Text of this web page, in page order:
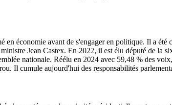
économie avant de s'engager en politique. Il a
Jean Castex. En 2022, il est élu député de la
nationale. Réélu en 2024 avec 59,48 % des
Il cumule aujourd'hui des responsabilités